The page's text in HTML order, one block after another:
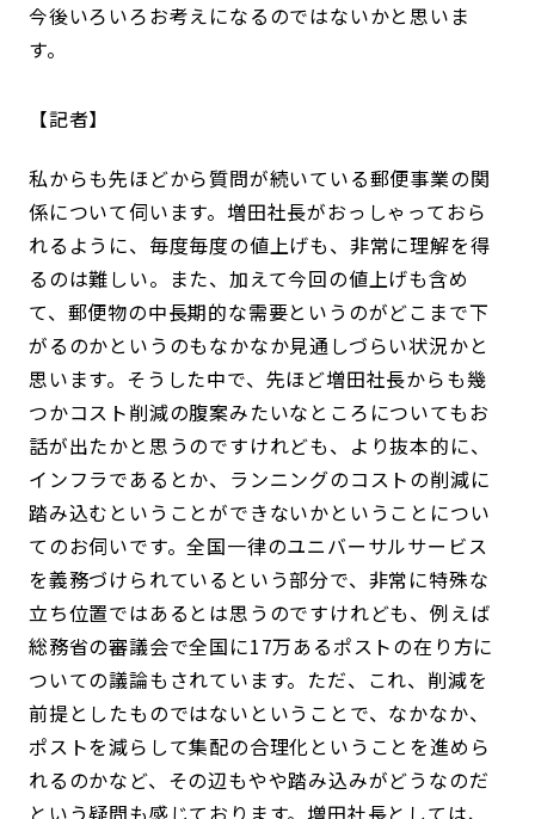
今後いろいろお考えになるのではないかと思いま
す。
記者
私からも先ほどから質問が続いている郵便事業の関
係について伺います。増田社長がおっしゃっておら
れるように、毎度毎度の値上げも、非常に理解を得
るのは難しい。また、加えて今回の値上げも含め
て、郵便物の中長期的な需要というのがどこまで下
がるのかというのもなかなか見通しづらい状況かと
思います。そうした中で、先ほど増田社長からも幾
つかコスト削減の腹案みたいなところについてもお
話が出たかと思うのですけれども、より抜本的に、
インフラであるとか、ランニングのコストの削減に
踏み込むということができないかということについ
てのお伺いです。全国一律のユニバーサルサービス
を義務づけられているという部分で、非常に特殊な
立ち位置ではあるとは思うのですけれども、例えば
総務省の審議会で全国に17万あるポストの在り方に
ついての議論もされています。ただ、これ、削減を
前提としたものではないということで、なかなか、
ポストを減らして集配の合理化ということを進めら
れるのかなど、その辺もやや踏み込みがどうなのだ
という疑問も感じております。増田社長としては、